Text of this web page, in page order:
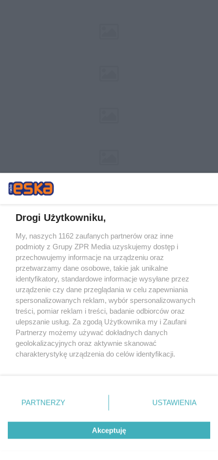
Żaden utwór zamieszczony w serwisie nie może być powielany i
rozpowszechniany lub dalej rozpowszechniany w jakikolwiek sposób (w
tym także elektroniczny lub mechaniczny) na jakimkolwiek polu
eksploatacji w jakiejkolwiek formie, włącznie z umieszczaniem w
Internecie bez pisemnej zgody właściciela praw. Jakiekolwiek użycie lub
wykorzystanie utworów w całości lub w części z naruszeniem prawa,
tzn. bez właściwej zgody, jest zabronione pod groźbą kary i może być
ścigane prawnie.
© 2026 Grupa ZPR Media
Drogi Użytkowniku,
My, naszych 1162 zaufanych partnerów oraz inne
podmioty z Grupy ZPR Media uzyskujemy dostęp i
przechowujemy informacje na urządzeniu oraz
przetwarzamy dane osobowe, takie jak unikalne
identyfikatory, standardowe informacje wysyłane przez
urządzenie czy dane przeglądania w celu zapewniania
spersonalizowanych reklam, wybór spersonalizowanych
treści, pomiar reklam i treści, badanie odbiorców oraz
ulepszanie usług. Za zgodą Użytkownika my i Zaufani
Partnerzy możemy używać dokładnych danych
geolokalizacyjnych oraz aktywnie skanować
charakterystykę urządzenia do celów identyfikacji.
zmienić/wycofać klikając przycisk ustawień prywatności
znajdujący się w lewym dolnym rogu strony
rodzaje przetwarzania danych nie wymagają zgody
użytkownika, ale masz prawo sprzeciwić się takiemu
przetwarzaniu. Preferencje będą miały zastosowanie tylko
PARTNERZY USTAWIENIA
Akceptuję